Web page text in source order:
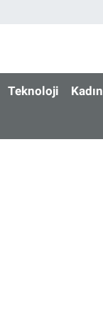
Teknoloji Kadın